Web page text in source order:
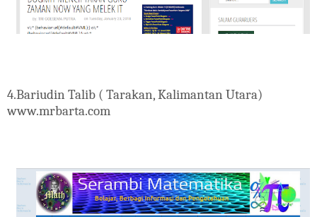
4.Bariudin Talib ( Tarakan, Kalimantan Utara)
www.mrbarta.com